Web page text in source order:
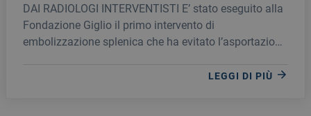
DAI RADIOLOGI INTERVENTISTI E’ stato eseguito alla
Fondazione Giglio il primo intervento di
embolizzazione splenica che ha evitato l’asportazione
LEGGI DI PIÙ